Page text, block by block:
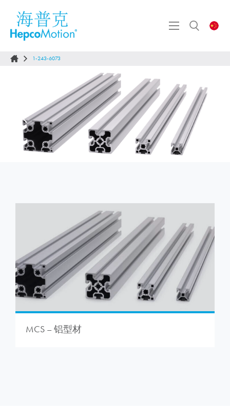
1-243-6073
MCS – 铝型材